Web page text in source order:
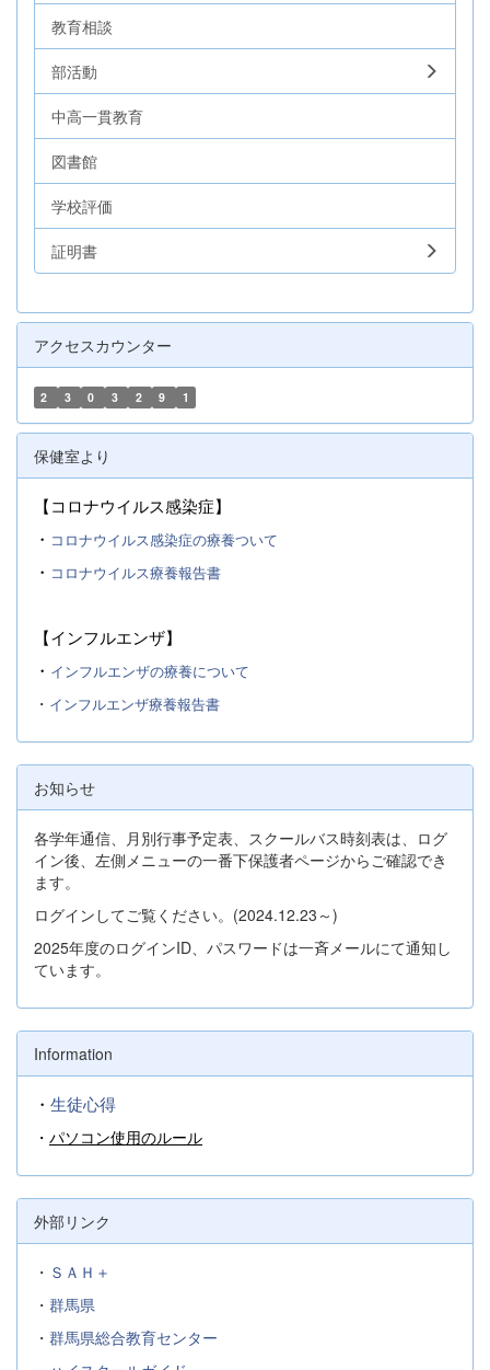
教育相談
部活動
中高一貫教育
図書館
学校評価
証明書
アクセスカウンター
2 3 0 3 2 9 1
保健室より
【コロナウイルス感染症】
・ コロナウイルス感染症の療養ついて
・ コロナウイルス療養報告書
【インフルエンザ】
・ インフルエンザの療養について
・ インフルエンザ療養報告書
お知らせ
各学年通信、月別行事予定表、スクールバス時刻表は、ログ
イン後、左側メニューの一番下保護者ページからご確認でき
ます。
ログインしてご覧ください。(2024.12.23～)
2025年度のログインID、パスワードは一斉メールにて通知し
ています。
Information
・ 生徒心得
・ パソコン使用のルール
外部リンク
・ ＳＡＨ＋
・ 群馬県
・ 群馬県総合教育センター